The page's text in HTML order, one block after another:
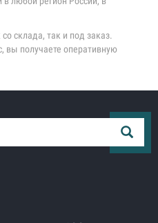
склада, так и под заказ.
вы получаете оперативную